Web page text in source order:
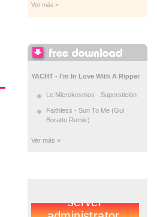
Ver más »
YACHT - I’m In Love With A Ripper
Le Microkosmos - Superstición
Faithless - Sun To Me (Gui
Boratto Remix)
Ver más »